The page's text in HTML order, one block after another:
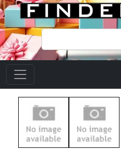
Suchen
nach: